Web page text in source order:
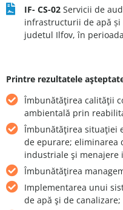
IF- CS-02 Servicii de
infrastructurii de apă și
judetul Ilfov, în
Printre rezultatele
Îmbunătăţirea calităţii
ambientală prin
Îmbunătăţirea situaţiei
de epurare; eliminarea
industriale şi menajere
Îmbunătăţirea
Implementarea unui
de apă şi de canalizare;